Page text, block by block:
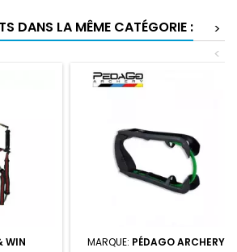
DANS LA MÊME CATÉGORIE :
>
<
WIN MARQUE: PÉDAGO ARCHERY